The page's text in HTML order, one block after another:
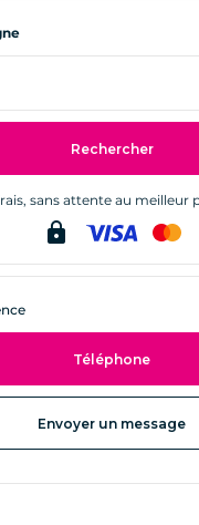
Rechercher
sans attente au meilleur
lock
Téléphone
Envoyer un message